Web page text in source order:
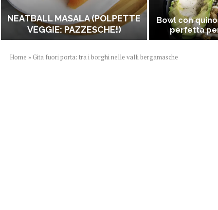
NEATBALL MASALA (POLPETTE
VEGGIE: PAZZESCHE!)
Bowl con
perfetta
Home » Gita fuori porta: tra i borghi nelle valli bergamasche